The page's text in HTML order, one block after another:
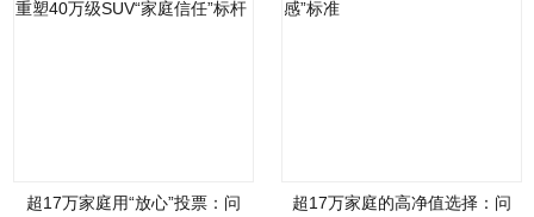
超17万家庭用“放心”投票：问
超17万家庭的高净值选择：问